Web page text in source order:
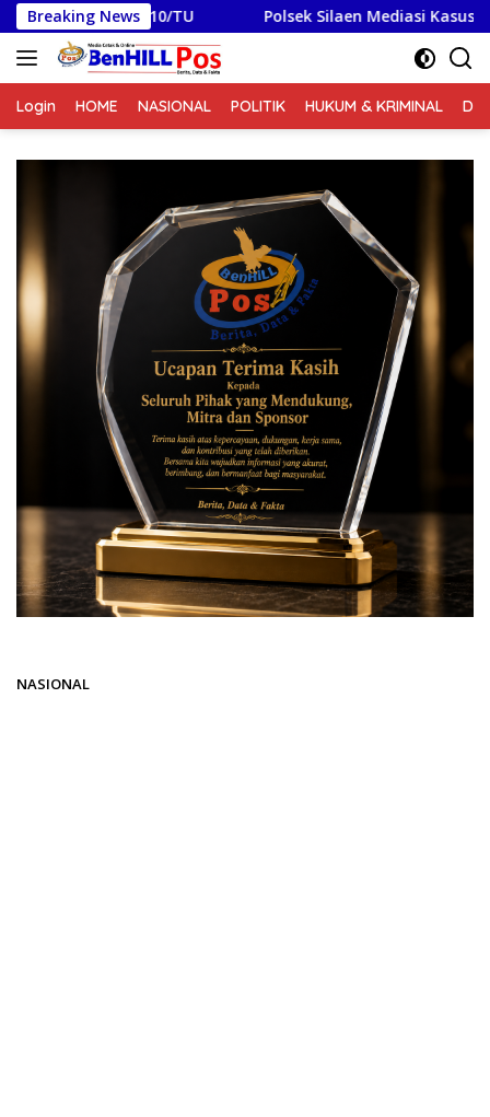
Langsung
ke
konten
Breaking News
0210/TU Polsek Silaen Mediasi Kasus
Login HOME NASIONAL POLITIK HUKUM & KRIMINAL
NASIONAL